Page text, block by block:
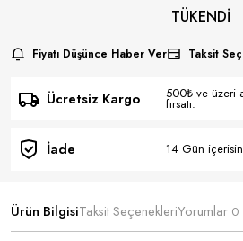
TÜKENDI
Fiyatı Düşünce Haber Ver Taksit
Ücretsiz Kargo 500₺ ve üzeri
fırsatı.
İade 14 Gün
Ürün BilgisiTaksit SeçenekleriYorumlar 0